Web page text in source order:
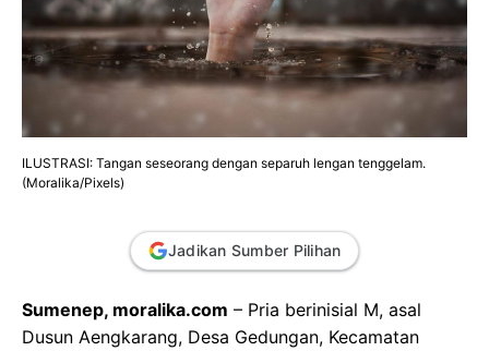
ILUSTRASI: Tangan seseorang dengan separuh lengan tenggelam.
(Moralika/Pixels)
Jadikan Sumber Pilihan
Sumenep, moralika.com – Pria berinisial M, asal
Dusun Aengkarang, Desa Gedungan, Kecamatan